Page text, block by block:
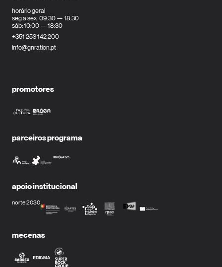
horário geral
seg a sex: 09:30 — 18:30
sáb: 10:00 — 18:30
+351 253 142 200
info@gnration.pt
promotores
parceiros programa
apoio institucional
norte 2030
mecenas